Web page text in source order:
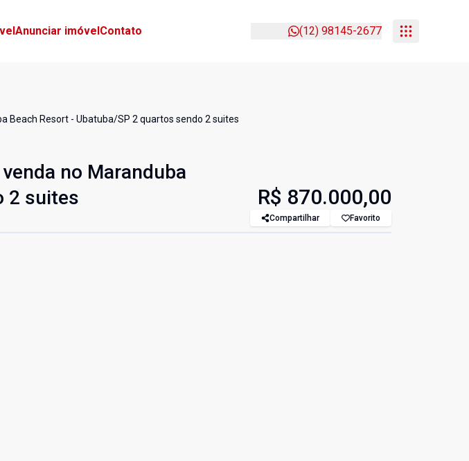
Anunciar imóvelContato (12) 98145-2677
Beach Resort - Ubatuba/SP 2 quartos sendo 2 suites
no Maranduba
2 suites
R$ 870.000,00
Compartilhar Favorito